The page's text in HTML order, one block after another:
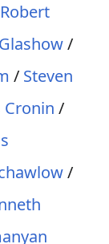
Robert
/
/ Steven
Cronin /
/